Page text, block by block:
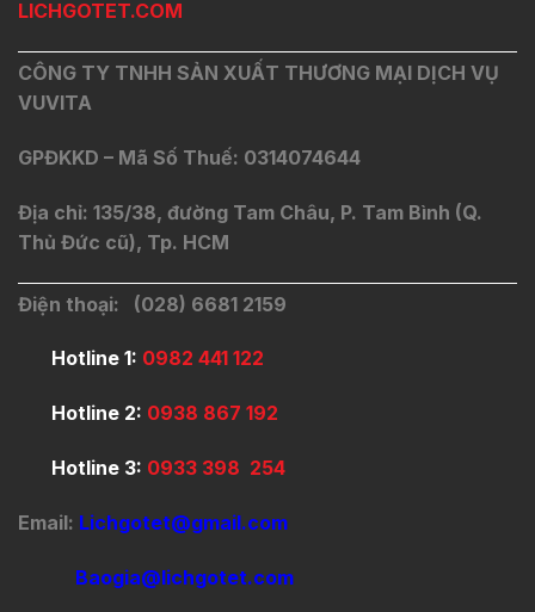
LICHGOTET.COM
CÔNG TY TNHH SẢN XUẤT THƯƠNG MẠI DỊCH VỤ
VUVITA
GPĐKKD – Mã Số Thuế: 0314074644
Địa chỉ: 135/38, đường Tam Châu, P. Tam Bình (Q.
Thủ Đức cũ), Tp. HCM
Điện thoại: (028) 6681 2159
Hotline 1: 0982 441 122
Hotline 2: 0938 867 192
Hotline 3: 0933 398 254
Email: Lichgotet@gmail.com
Baogia@lichgotet.com